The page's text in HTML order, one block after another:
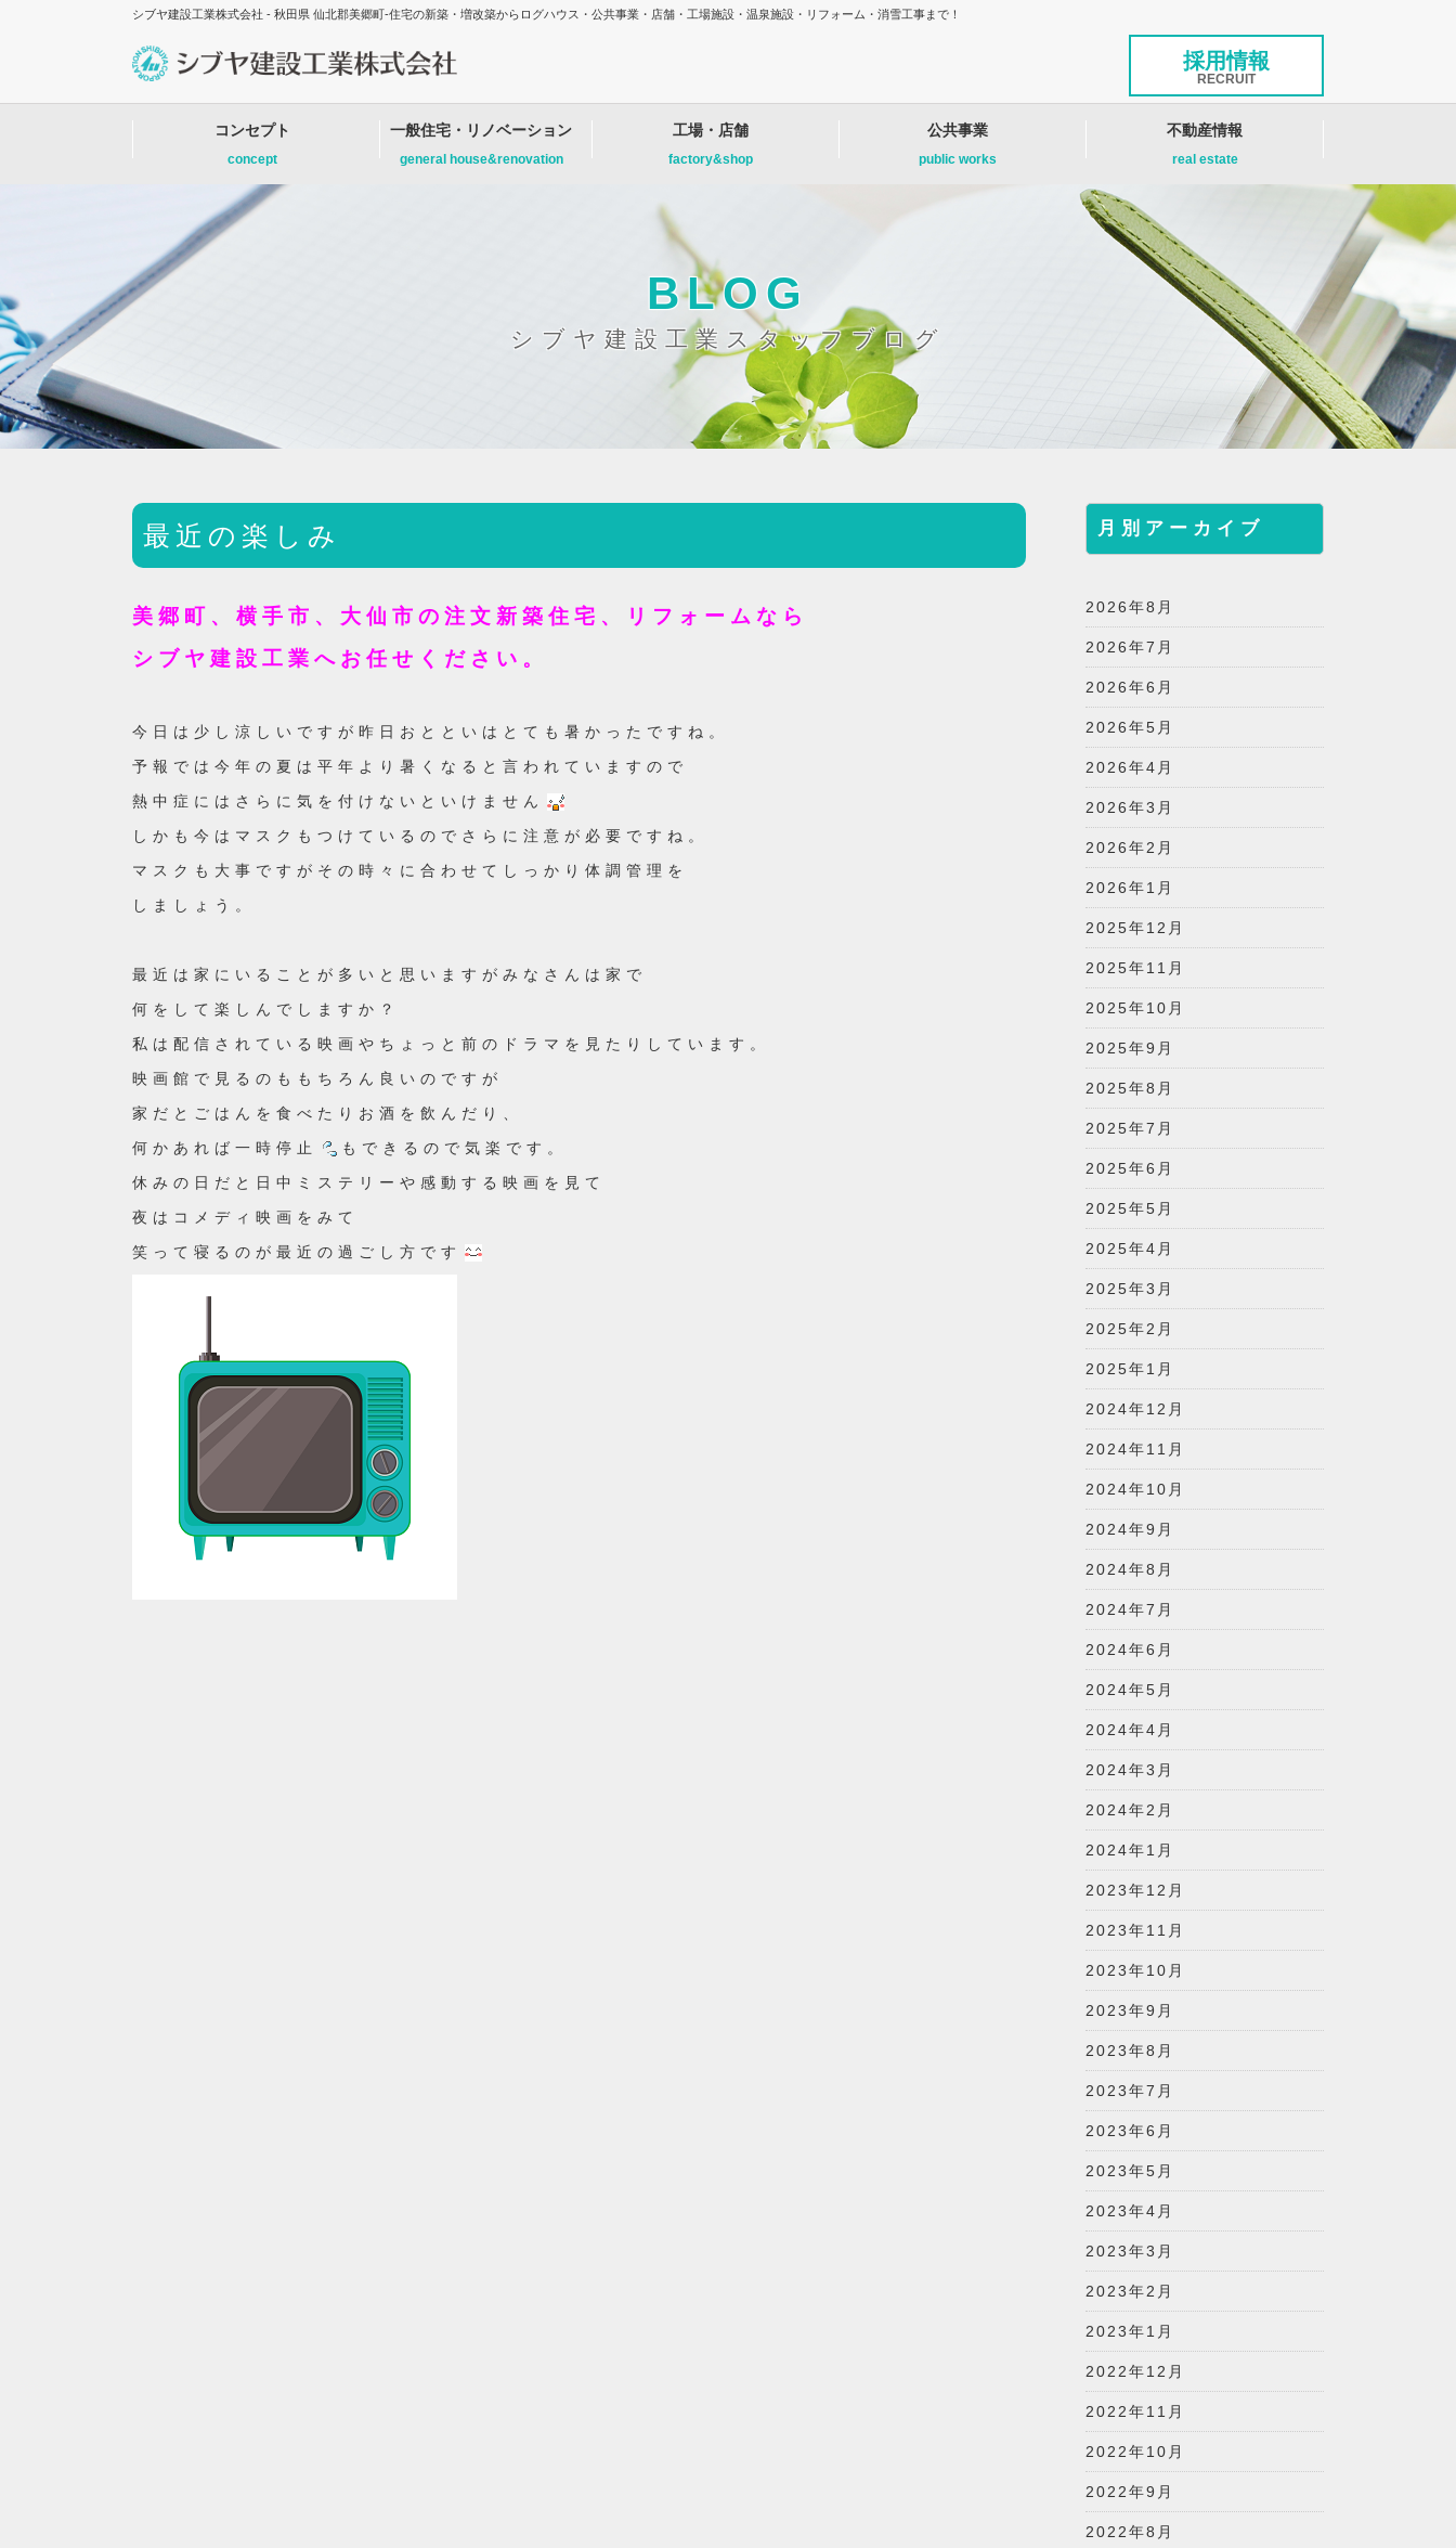
シブヤ建設工業株式会社 - 秋田県 仙北郡美郷町-住宅の新築・増改築からログハウス・公共事業・店舗・工場施設・温泉施設・リフォーム・消雪工事まで！
採用情報
RECRUIT
コンセプト
concept
一般住宅・リノベーション
general house&renovation
工場・店舗
factory&shop
公共事業
public works
不動産情報
real estate
BLOG
シブヤ建設工業スタッフブログ
最近の楽しみ
美郷町、横手市、大仙市の注文新築住宅、リフォームなら
シブヤ建設工業へお任せください。
今日は少し涼しいですが昨日おとといはとても暑かったですね。
予報では今年の夏は平年より暑くなると言われていますので
熱中症にはさらに気を付けないといけません
しかも今はマスクもつけているのでさらに注意が必要ですね。
マスクも大事ですがその時々に合わせてしっかり体調管理を
しましょう。
最近は家にいることが多いと思いますがみなさんは家で
何をして楽しんでしますか？
私は配信されている映画やちょっと前のドラマを見たりしています。
映画館で見るのももちろん良いのですが
家だとごはんを食べたりお酒を飲んだり、
何かあれば一時停止
もできるので気楽です。
休みの日だと日中ミステリーや感動する映画を見て
夜はコメディ映画をみて
笑って寝るのが最近の過ごし方です
月別アーカイブ
2026年8月
2026年7月
2026年6月
2026年5月
2026年4月
2026年3月
2026年2月
2026年1月
2025年12月
2025年11月
2025年10月
2025年9月
2025年8月
2025年7月
2025年6月
2025年5月
2025年4月
2025年3月
2025年2月
2025年1月
2024年12月
2024年11月
2024年10月
2024年9月
2024年8月
2024年7月
2024年6月
2024年5月
2024年4月
2024年3月
2024年2月
2024年1月
2023年12月
2023年11月
2023年10月
2023年9月
2023年8月
2023年7月
2023年6月
2023年5月
2023年4月
2023年3月
2023年2月
2023年1月
2022年12月
2022年11月
2022年10月
2022年9月
2022年8月